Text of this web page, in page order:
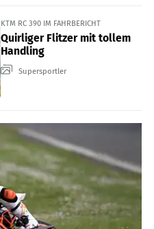
KTM RC 390 IM FAHRBERICHT
Quirliger Flitzer mit tollem
Handling
Supersportler